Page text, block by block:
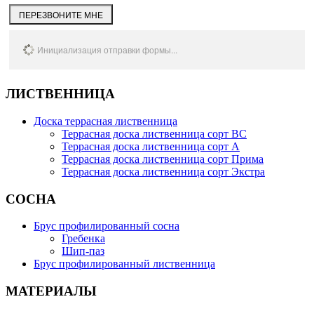
ПЕРЕЗВОНИТЕ МНЕ
Инициализация отправки формы...
ЛИСТВЕННИЦА
Доска террасная лиственница
Террасная доска лиственница сорт BC
Террасная доска лиственница сорт А
Террасная доска лиственница сорт Прима
Террасная доска лиственница сорт Экстра
СОСНА
Брус профилированный сосна
Гребенка
Шип-паз
Брус профилированный лиственница
МАТЕРИАЛЫ